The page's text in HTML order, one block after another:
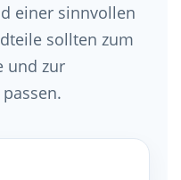
einer sinnvollen
sollten zum
und zur